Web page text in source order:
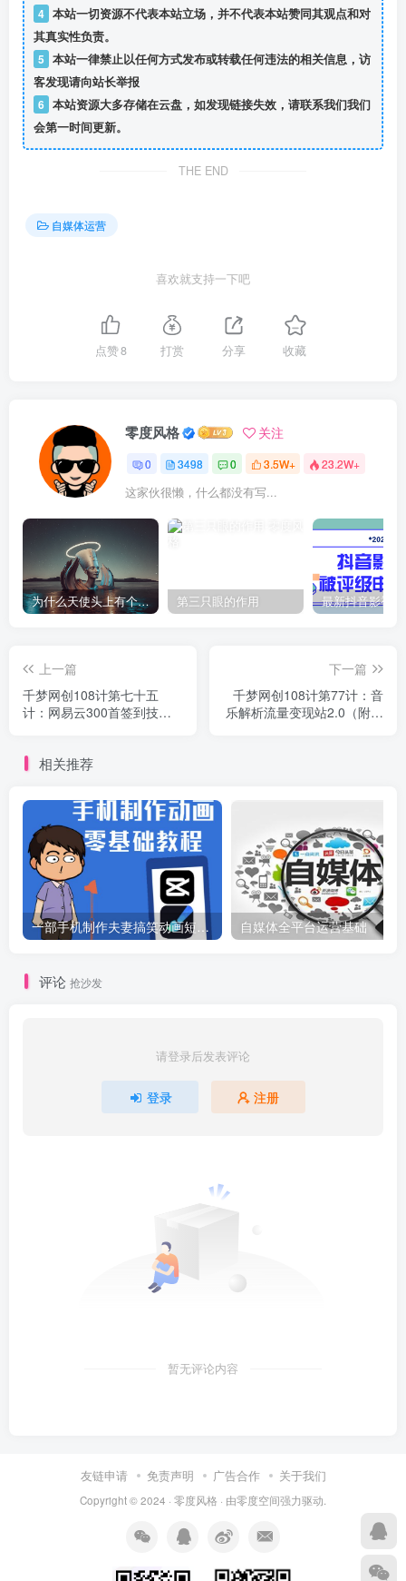
4 本站一切资源不代表本站立场，并不代表本站赞同其观点和对
其真实性负责。
5 本站一律禁止以任何方式发布或转载任何违法的相关信息，访
客发现请向站长举报
6 本站资源大多存储在云盘，如发现链接失效，请联系我们我们
会第一时间更新。
THE END
自媒体运营
喜欢就支持一下吧
点赞8 打赏 分享 收藏
零度风格 关注
0 3498 0 3.5W+ 23.2W+
这家伙很懒，什么都没有写...
为什么天使头上有个圈？ 第三只眼的作用
上一篇
千梦网创108计第七十五
计：网易云300首签到技
下一篇
千梦网创108计第77计：音
乐解析流量变现站2.0（附最
相关推荐
一部手机制作夫妻搞笑动画短视频教程，零基础也能快速上手 自媒体全平台运营基础
评论 抢沙发
请登录后发表评论
登录 注册
暂无评论内容
友链申请 免责声明 广告合作 关于我们
Copyright © 2024 · 零度风格 · 由零度空间强力驱动.